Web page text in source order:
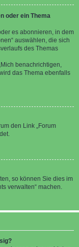
oder ein Thema
es abonnieren, in dem
auswählen, die sich
des Themas
benachrichtigen,
das Thema ebenfalls
den Link „Forum
so können Sie dies im
verwalten“ machen.